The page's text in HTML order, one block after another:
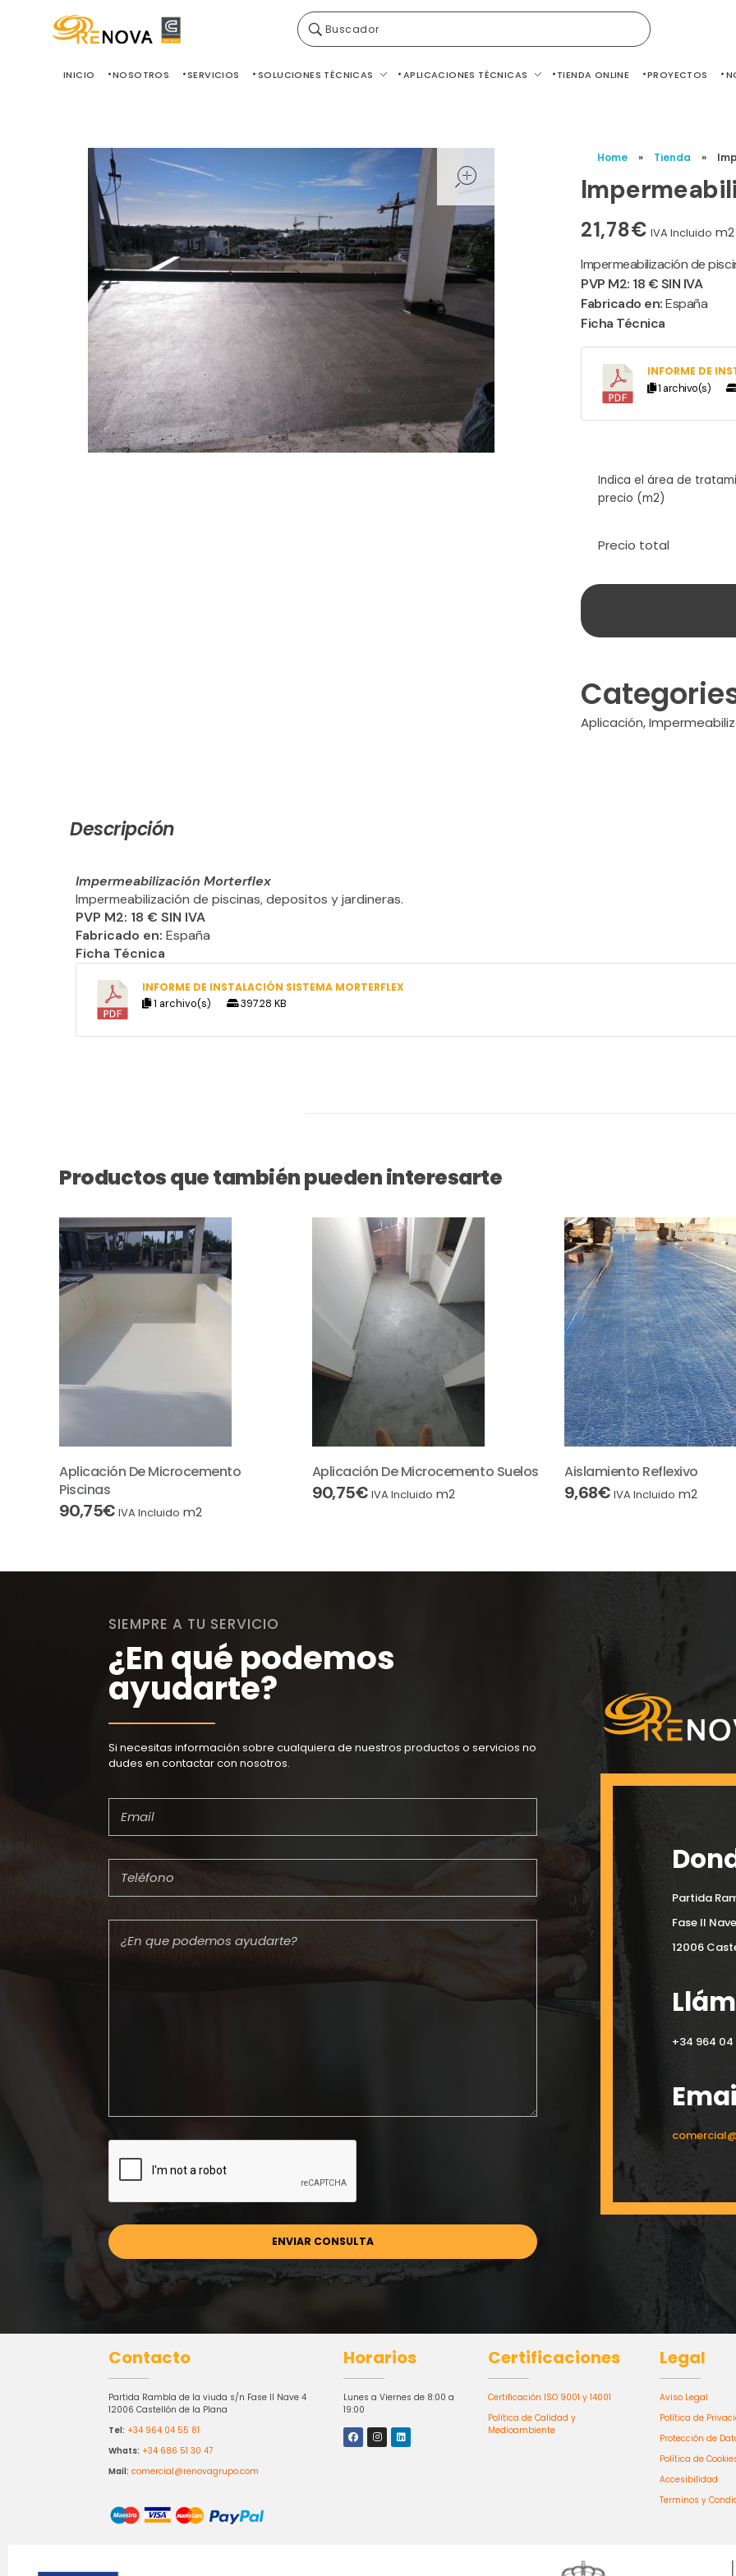
Buscador
INICIO NOSOTROS SERVICIOS SOLUCIONES TÉCNICAS APLICACIONES TÉCNICAS TIENDA ONLINE PROYECTOS
Home » Tienda »
21,78€ IVA Incluido m2
Impermeabilización de
PVP M2: 18 € SIN IVA
Fabricado en:España
Ficha Técnica
INFORME DE
1 archivo(s)
Indica el área de
precio (m2)
Precio total
Aplicación,
Descripción
Impermeabilización Morterflex
Impermeabilización de piscinas, depositos y jardineras.
PVP M2: 18 € SIN IVA
Fabricado en: España
Ficha Técnica
INFORME DE INSTALACIÓN SISTEMA MORTERFLEX
1 archivo(s)
397.28 KB
Productos que también pueden interesarte
Aplicación De Microcemento
Piscinas
90,75€ IVA Incluido m2
Aplicación De Microcemento Suelos
90,75€ IVA Incluido m2
Aislamiento Reflexivo
9,68€ IVA Incluido m2
SIEMPRE A TU SERVICIO
¿En qué podemos
ayudarte?
Si necesitas información sobre cualquiera de nuestros productos o servicios no
dudes en contactar con nosotros.
Partida
Fase II
12006
+34 964 04
Contacto
Partida Rambla de la viuda s/n Fase II Nave 4
12006 Castellón de la Plana
Tel: +34 964 04 55 81
Whats: +34 686 51 30 47
Mail: comercial@renovagrupo.com
Horarios
Lunes a Viernes de 8:00 a
19:00
Certificaciones
Certificación ISO 9001 y 14001
Política de Calidad y
Medioambiente
Legal
Aviso Legal
Política de
Protección de
Política de
Accesibilidad
Terminos y